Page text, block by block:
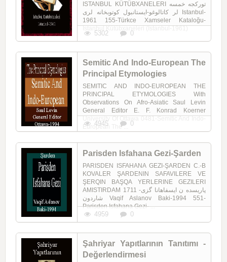
ISTANBUL KÜTÜBXANELERI تورکجه خمسه
لر کاتالوغو-ایستانبول کوتوبخانه لری Istanbul-
1961 155-Türkce Xamseler Kataloğu-
5302 0
Semitic And Indo-European The
Principal Etymologies
SEMITIC AND INDO-EUROPEAN THE
PRINCIPAL ETYMOLOGIES With
Observations On Afro-Asiatic Saul Levin
General Editor E. F. Konrad Koerner
European The ...
4945 0
Parisden Isfahana Gezi-Şarden
PARISDEN ISFAHANA GEZI-ŞARDEN C.-B
KOVALER ŞARDENIN SAFAVILERE VE
ŞERQIN BAŞQA YERLERINE GEZILERI
AMISTIRDAM 1711 پاریسده ن ایسفاهانا گزی-
شاردون Vaqif Aslanov Baki-1994 551-
Parisden Isfahana Gezi- ...
4959 0
Şahriyar Yapıtlarının Tanıtımı -
Değerlendirmesi